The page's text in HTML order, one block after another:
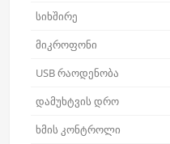
სიხშირე
მიკროფონი
USB რაოდენობა
დამუხტვის დრო
ხმის კონტროლი